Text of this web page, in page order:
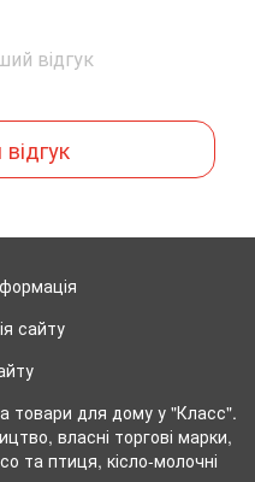
відгук
сайту
товари для дому у "Класс".
власні торгові марки,
та птиця, кісло-молочні